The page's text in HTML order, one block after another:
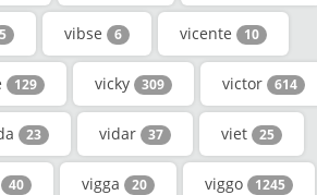
5 vibse 6 vicente 10
129 vicky 309 victor 614
23 vidar 37 viet 25
40 vigga 20 viggo 1245